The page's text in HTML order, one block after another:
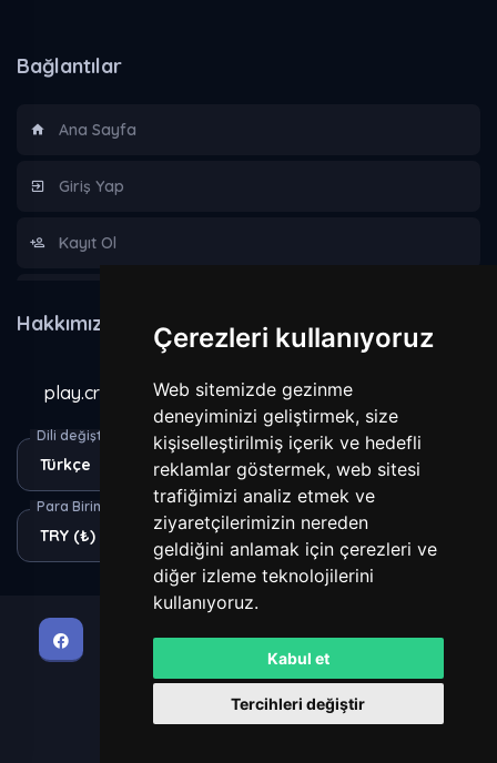
Çerezleri kullanıyoruz
Web sitemizde gezinme
deneyiminizi geliştirmek, size
kişiselleştirilmiş içerik ve hedefli
reklamlar göstermek, web sitesi
trafiğimizi analiz etmek ve
ziyaretçilerimizin nereden
geldiğini anlamak için çerezleri ve
diğer izleme teknolojilerini
kullanıyoruz.
Kabul et
Tercihleri değiştir
Bağlantılar
Ana Sayfa
Giriş Yap
Kayıt Ol
Gizlilik Sözleşmesi
Yasaklananlar
Hakkımızda
play.craxecraft.com
Dili değiştir
Para Birimi
MineXON v6.1.6